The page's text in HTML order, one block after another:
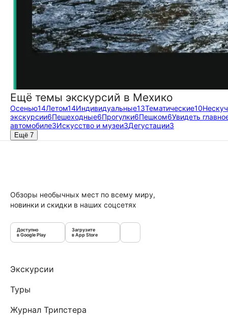
Ещё темы экскурсий в Мехико
Осенью14Летом14Индивидуальные13Тематические10
экскурсии6Пешеходные6Прогулки6Пешком6Увидеть
автомобиле3Искусство и музеи3Дегустации3
Ещё 7
Обзоры необычных мест по всему миру,
новинки и скидки в наших соцсетях
Доступно
в Google Play
Загрузите
в App Store
Экскурсии
Туры
Журнал Трипстера